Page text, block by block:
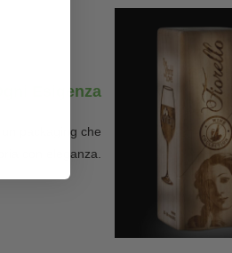
Esigenza
packaging che
con eleganza.